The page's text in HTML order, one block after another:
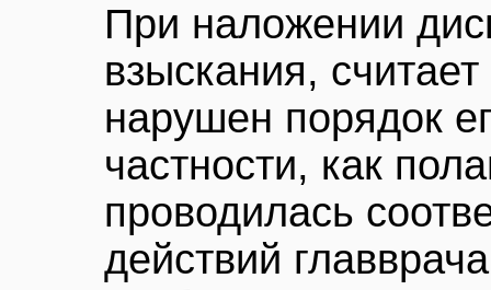
При наложении
взыскания,
нарушен порядок
частности, как
проводилась
действий